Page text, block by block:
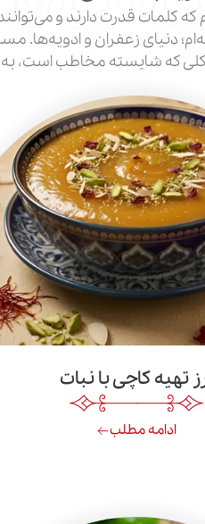
کلمات قدرت دارند و
دنیای زعفران و ادویه‌ها.
که شایسته مخاطب است، به
تهیه کاچی با نبات
ادامه مطلب